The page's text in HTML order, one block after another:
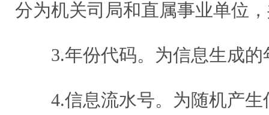
分为机关司局和直属事业单位
3.年份代码。为信息生成的
4.信息流水号。为随机产生